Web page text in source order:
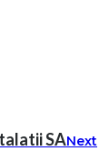
SANext